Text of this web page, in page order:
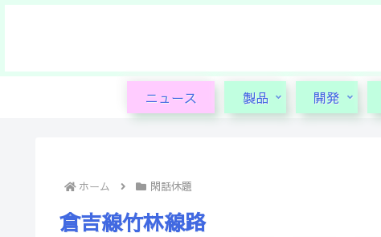
ニュース 製品 開発
ホーム 閑話休題
倉吉線竹林線路